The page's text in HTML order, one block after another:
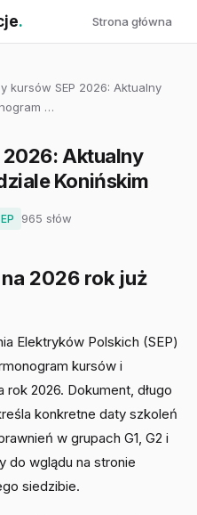
. Strona główna
kursów SEP 2026: Aktualny
…
2026: Aktualny
Konińskim
965 słów
2026 rok już
Elektryków Polskich (SEP)
kursów i
rok 2026. Dokument, długo
konkretne daty szkoleń
w grupach G1, G2 i
do wglądu na stronie
siedzibie.